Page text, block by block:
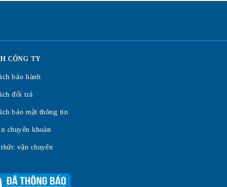
CÔNG TY
bảo hành
đổi trả
bảo mật thông tin
chuyển khoản
vận chuyển